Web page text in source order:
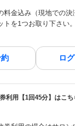
金込み（現地での決
を1つお取り下さい。
ロ
利用【1回45分】はこ